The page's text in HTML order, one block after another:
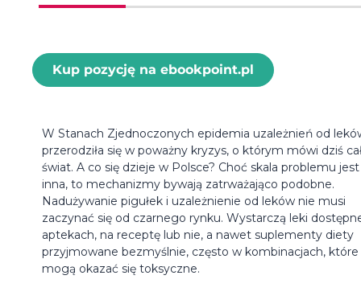
Kup pozycję na ebookpoint.pl
W Stanach Zjednoczonych epidemia uzależnień od
przerodziła się w poważny kryzys, o którym mówi dziś
świat. A co się dzieje w Polsce? Choć skala problemu jest
inna, to mechanizmy bywają zatrważająco podobne.
Nadużywanie pigułek i uzależnienie od leków nie musi
zaczynać się od czarnego rynku. Wystarczą leki
aptekach, na receptę lub nie, a nawet suplementy diety
przyjmowane bezmyślnie, często w kombinacjach, które
mogą okazać się toksyczne.